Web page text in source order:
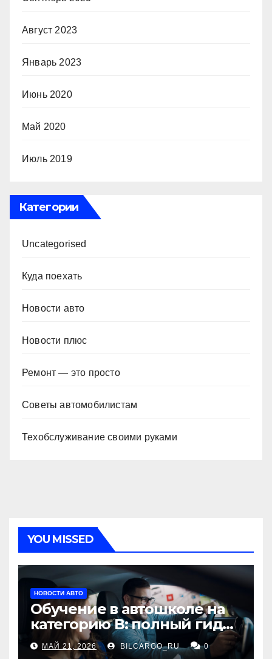
Август 2023
Январь 2023
Июнь 2020
Май 2020
Июль 2019
Категории
Uncategorised
Куда поехать
Новости авто
Новости плюс
Ремонт — это просто
Советы автомобилистам
Техобслуживание своими руками
YOU MISSED
НОВОСТИ АВТО
Обучение в автошколе на
категорию В: полный гид
для будущих водителей
МАЙ 21, 2026 BILCARGO_RU 0